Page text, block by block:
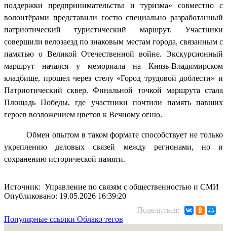
поддержки предпринимательства и туризма» совместно с
волонтёрами представили гостю специально разработанный
патриотический туристический маршрут. Участники
совершили велозаезд по знаковым местам города, связанным с
памятью о Великой Отечественной войне. Экскурсионный
маршрут начался у мемориала на Князь-Владимирском
кладбище, прошел через стелу «Город трудовой доблести» и
Патриотический сквер. Финальной точкой маршрута стала
Площадь Победы, где участники почтили память павших
героев возложением цветов к Вечному огню.
Обмен опытом в таком формате способствует не только
укреплению деловых связей между регионами, но и
сохранению исторической памяти.
Источник: Управление по связям с общественностью и СМИ
Опубликовано: 19.05.2026 16:39:20
Поделиться:
Популярные ссылки Облако тегов